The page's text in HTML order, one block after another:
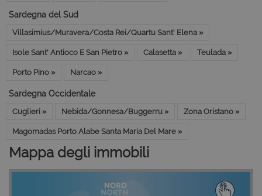
Sardegna del Sud
Villasimius/Muravera/Costa Rei/Quartu Sant' Elena »
Isole Sant' Antioco E San Pietro » Calasetta » Teulada »
Porto Pino » Narcao »
Sardegna Occidentale
Cuglieri » Nebida/Gonnesa/Buggerru » Zona Oristano »
Magomadas Porto Alabe Santa Maria Del Mare »
Mappa degli immobili